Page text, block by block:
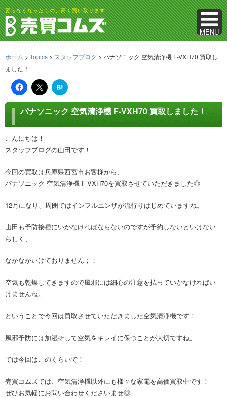
MENU
要らなくなったもの、高く買い取ります
ホーム > Topics > スタッフブログ > パナソニック 空気清浄機 F-VXH70 買取し
ました！
は
て
ブ
ッ
マ
パナソニック 空気清浄機 F-VXH70 買取しました！
こんにちは！
スタッフブログの山田です！
今回の買取は兵庫県西宮市お客様から、
パナソニック 空気清浄機 F-VXH70を買取させていただきました◎
12月になり、周囲ではインフルエンザが流行りはじめていますね。
山田も予防接種にいかなければならないのですが予約しないといけない
らしく、
なかなかいけておりません；；
空気も乾燥してきますので風邪には細心の注意を払っていかなければい
けませんね。
ということで今回は買取させていただきました空気清浄機です！
風邪予防には加湿そして空気をキレイに保つことが大切ですね。
では今回はこのくらいで！
売買コムズでは、空気清浄機以外にも様々な家電を高価買取中です！
ぜひお気軽にお問い合わせくださいませ◎